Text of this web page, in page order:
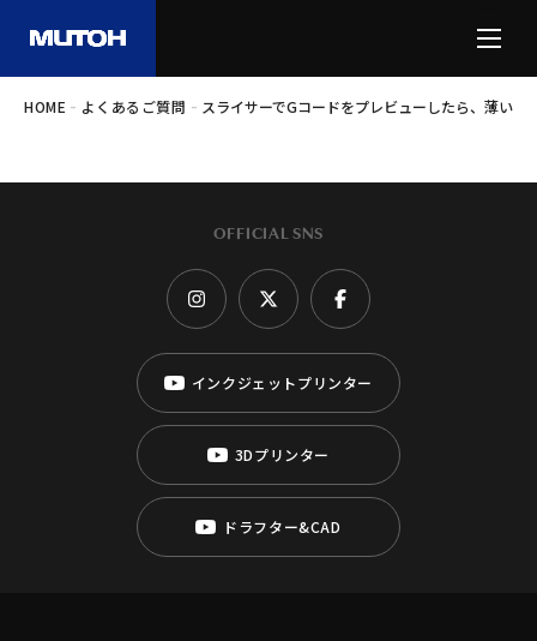
HOME - よくあるご質問 - スライサーでGコードをプレビューしたら、薄い壁
OFFICIAL SNS
インクジェットプリンター
3Dプリンター
ドラフター&CAD